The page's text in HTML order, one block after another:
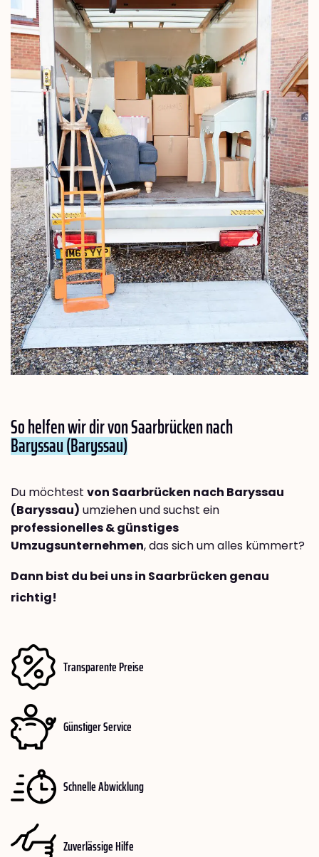
So helfen wir dir von Saarbrücken nach
Baryssau (Baryssau)
Du möchtest von Saarbrücken nach Baryssau
(Baryssau) umziehen und suchst ein
professionelles & günstiges
Umzugsunternehmen, das sich um alles kümmert?
Dann bist du bei uns in Saarbrücken genau
richtig!
Transparente Preise
Günstiger Service
Schnelle Abwicklung
Zuverlässige Hilfe